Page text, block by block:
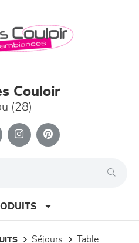
Couloir
(28)
séjours
table